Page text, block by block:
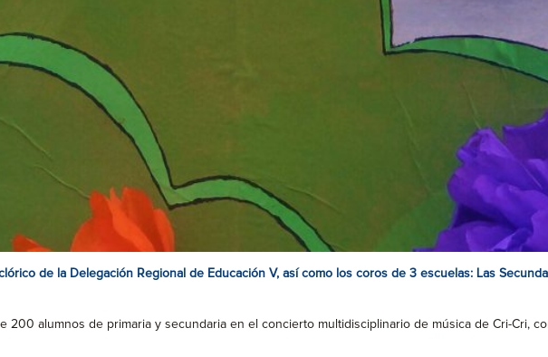
de la Delegación Regional de Educación V, así como los coros de 3 escuelas: Las
200 alumnos de primaria y secundaria en el concierto multidisciplinario de música de Cri-Cri,